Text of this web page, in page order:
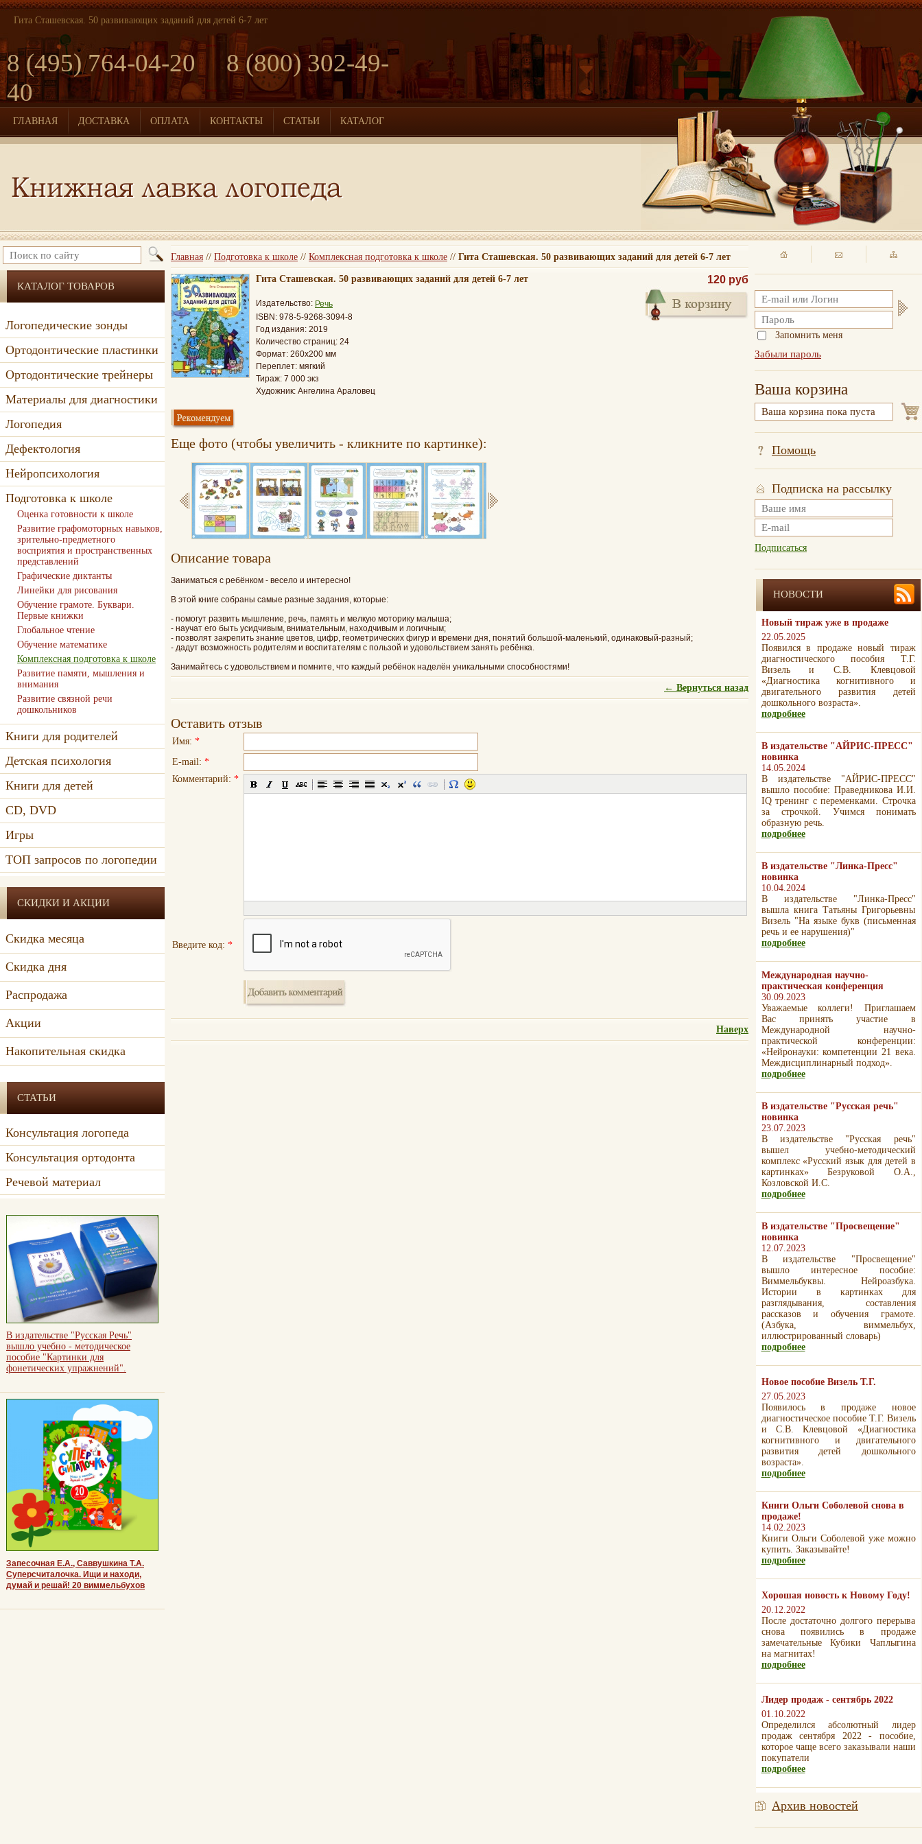
Гита Сташевская. 50 развивающих заданий для детей 6-7 лет
8 (495) 764-04-20 8 (800) 302-49-
40
ГЛАВНАЯ ДОСТАВКА ОПЛАТА КОНТАКТЫ СТАТЬИ КАТАЛОГ
КАТАЛОГ ТОВАРОВ
Логопедические зонды
Ортодонтические пластинки
Ортодонтические трейнеры
Материалы для диагностики
Логопедия
Дефектология
Нейропсихология
Подготовка к школе
Оценка готовности к школе
Развитие графомоторных навыков,
зрительно-предметного
восприятия и пространственных
представлений
Графические диктанты
Линейки для рисования
Обучение грамоте. Буквари.
Первые книжки
Глобальное чтение
Обучение математике
Комплексная подготовка к школе
Развитие памяти, мышления и
внимания
Развитие связной речи
дошкольников
Книги для родителей
Детская психология
Книги для детей
CD, DVD
Игры
ТОП запросов по логопедии
СКИДКИ И АКЦИИ
Скидка месяца
Скидка дня
Распродажа
Акции
Накопительная скидка
СТАТЬИ
Консультация логопеда
Консультация ортодонта
Речевой материал
В издательстве "Русская Речь"
вышло учебно - методическое
пособие "Картинки для
фонетических упражнений".
Запесочная Е.А., Саввушкина Т.А.
Суперсчиталочка. Ищи и находи,
думай и решай! 20 виммельбухов
Главная // Подготовка к школе // Комплексная подготовка к школе // Гита Сташевская. 50 развивающих заданий для детей 6-7 лет
Гита Сташевская. 50 развивающих заданий для детей 6-7 лет
Издательство: Речь
ISBN: 978-5-9268-3094-8
Год издания: 2019
Количество страниц: 24
Формат: 260x200 мм
Переплет: мягкий
Тираж: 7 000 экз
Художник: Ангелина Араловец
120 руб
Еще фото (чтобы увеличить - кликните по картинке):
Oписание товара
Заниматься с ребёнком - весело и интересно!
В этой книге собраны самые разные задания, которые:
- помогут развить мышление, речь, память и мелкую моторику малыша;
- научат его быть усидчивым, внимательным, находчивым и логичным;
- позволят закрепить знание цветов, цифр, геометрических фигур и времени дня, понятий большой-маленький, одинаковый-разный;
- дадут возможность родителям и воспитателям с пользой и удовольствием занять ребёнка.
Занимайтесь с удовольствием и помните, что каждый ребёнок наделён уникальными способностями!
← Вернуться назад
Оставить отзыв
Имя: *
E-mail: *
Комментарий: *
Введите код: *
Наверх
Запомнить меня
Забыли пароль
Ваша корзина
Помощь
Подписка на рассылку
Подписаться
НОВОСТИ
Новый тираж уже в продаже
22.05.2025
Появился в продаже новый тираж
диагностического пособия Т.Г.
Визель и С.В. Клевцовой
«Диагностика когнитивного и
двигательного развития детей
дошкольного возраста».
подробнее
В издательстве "АЙРИС-ПРЕСС"
новинка
14.05.2024
В издательстве "АЙРИС-ПРЕСС"
вышло пособие: Праведникова И.И.
IQ тренинг с переменками. Строчка
за строчкой. Учимся понимать
образную речь.
подробнее
В издательстве "Линка-Пресс"
новинка
10.04.2024
В издательстве "Линка-Пресс"
вышла книга Татьяны Григорьевны
Визель "На языке букв (письменная
речь и ее нарушения)"
подробнее
Международная научно-
практическая конференция
30.09.2023
Уважаемые коллеги! Приглашаем
Вас принять участие в
Международной научно-
практической конференции:
«Нейронауки: компетенции 21 века.
Междисциплинарный подход».
подробнее
В издательстве "Русская речь"
новинка
23.07.2023
В издательстве "Русская речь"
вышел учебно-методический
комплекс «Русский язык для детей в
картинках» Безруковой О.А.,
Козловской И.С.
подробнее
В издательстве "Просвещение"
новинка
12.07.2023
В издательстве "Просвещение"
вышло интересное пособие:
Виммельбуквы. Нейроазбука.
Истории в картинках для
разглядывания, составления
рассказов и обучения грамоте.
(Азбука, виммельбух,
иллюстрированный словарь)
подробнее
Новое пособие Визель Т.Г.
27.05.2023
Появилось в продаже новое
диагностическое пособие Т.Г. Визель
и С.В. Клевцовой «Диагностика
когнитивного и двигательного
развития детей дошкольного
возраста».
подробнее
Книги Ольги Соболевой снова в
продаже!
14.02.2023
Книги Ольги Соболевой уже можно
купить. Заказывайте!
подробнее
Хорошая новость к Новому Году!
20.12.2022
После достаточно долгого перерыва
снова появились в продаже
замечательные Кубики Чаплыгина
на магнитах!
подробнее
Лидер продаж - сентябрь 2022
01.10.2022
Определился абсолютный лидер
продаж сентября 2022 - пособие,
которое чаще всего заказывали наши
покупатели
подробнее
Архив новостей